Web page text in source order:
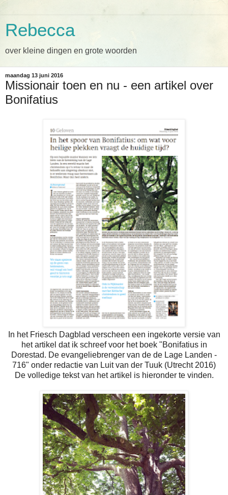
Rebecca
over kleine dingen en grote woorden
maandag 13 juni 2016
Missionair toen en nu - een artikel over
Bonifatius
In het Friesch Dagblad verscheen een ingekorte versie van
het artikel dat ik schreef voor het boek "Bonifatius in
Dorestad. De evangeliebrenger van de de Lage Landen -
716" onder redactie van Luit van der Tuuk (Utrecht 2016)
De volledige tekst van het artikel is hieronder te vinden.